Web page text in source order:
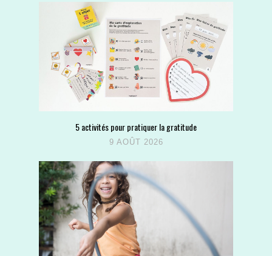
5 activités pour pratiquer la gratitude
9 AOÛT 2026